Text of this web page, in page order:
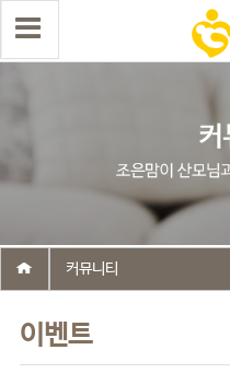
이벤트
커뮤니티